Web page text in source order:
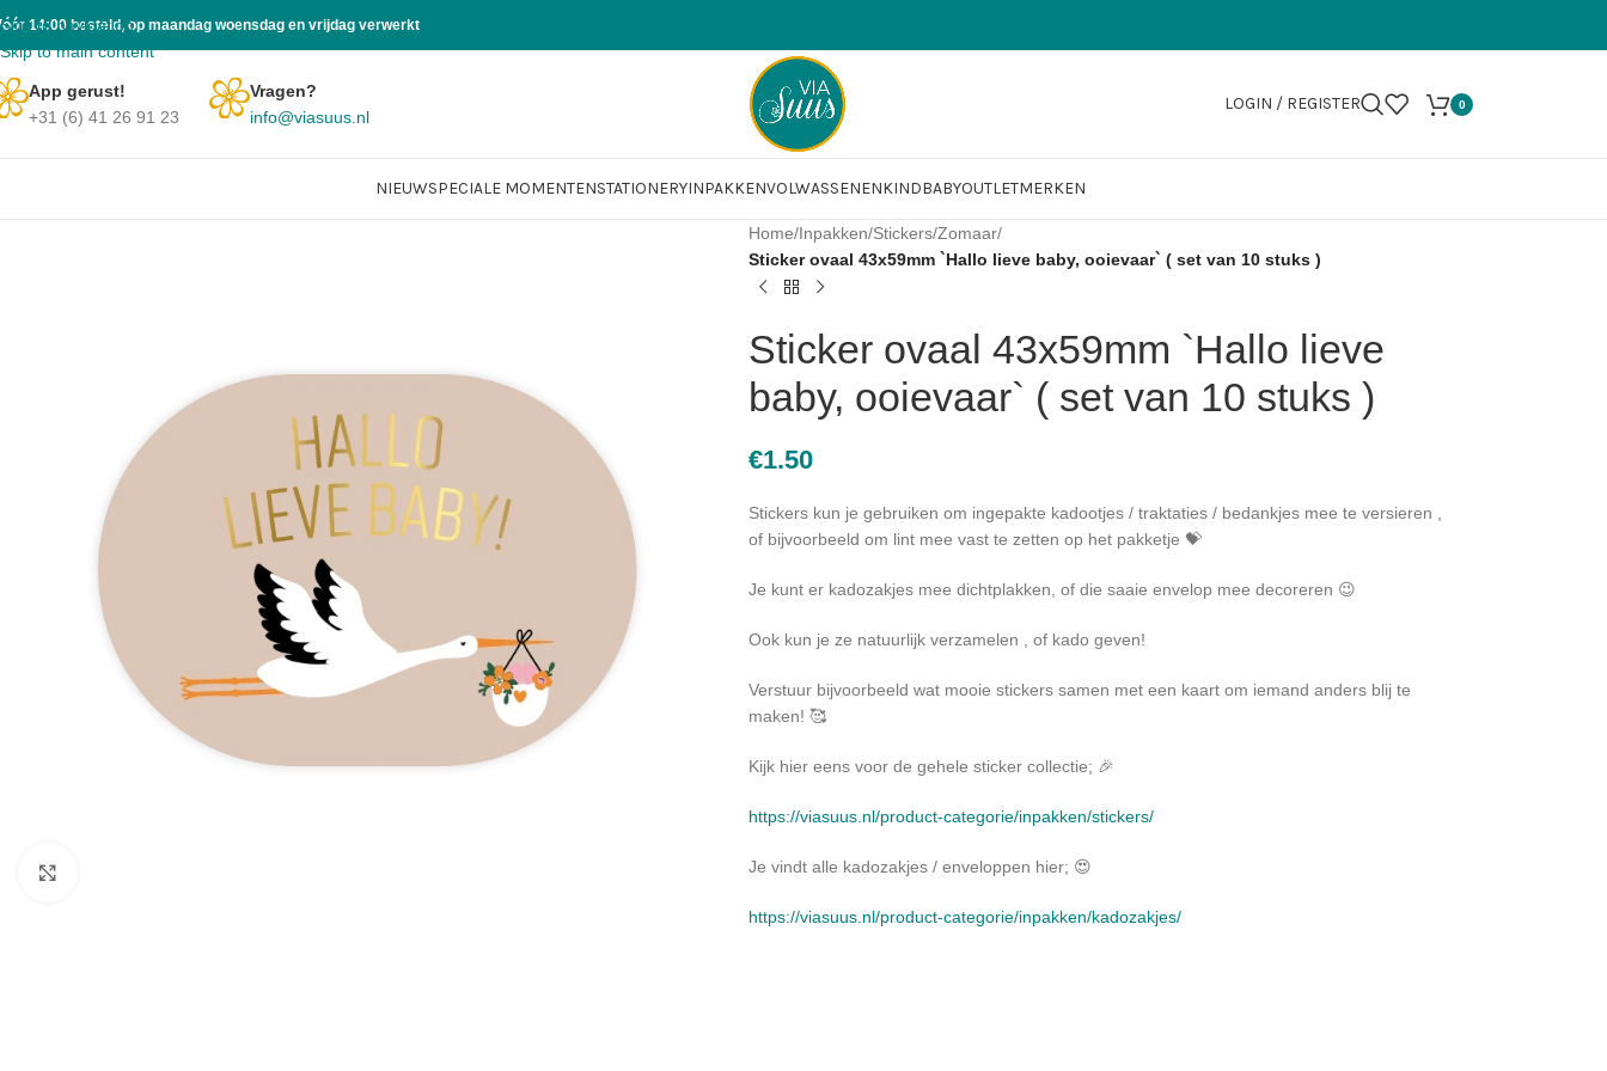
Skip to navigation
Skip to main content
14:00 besteld, op maandag woensdag en vrijdag verwerkt
App gerust!
+31 (6) 41 26 91 23
Vragen?
info@viasuus.nl
LOGIN / REGISTER 0
NIEUWSPECIALE MOMENTENSTATIONERYINPAKKENVOLWASSENENKINDBABYOUTLETMERKEN
Home/Inpakken/Stickers/Zomaar/
Sticker ovaal 43x59mm `Hallo lieve baby, ooievaar` ( set van 10 stuks )
Sticker ovaal 43x59mm `Hallo lieve
baby, ooievaar` ( set van 10 stuks )
€1.50
Stickers kun je gebruiken om ingepakte kadootjes / traktaties / bedankjes mee te versieren ,
of bijvoorbeeld om lint mee vast te zetten op het pakketje 💝
Je kunt er kadozakjes mee dichtplakken, of die saaie envelop mee decoreren 😉
Ook kun je ze natuurlijk verzamelen , of kado geven!
Verstuur bijvoorbeeld wat mooie stickers samen met een kaart om iemand anders blij te
maken! 🥰
Kijk hier eens voor de gehele sticker collectie; 🎉
https://viasuus.nl/product-categorie/inpakken/stickers/
Je vindt alle kadozakjes / enveloppen hier; 😍
https://viasuus.nl/product-categorie/inpakken/kadozakjes/